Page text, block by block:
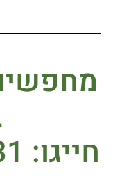
חייגו: 077-21-500-31